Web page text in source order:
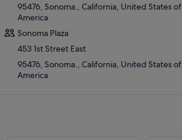
95476, Sonoma., California, United States of
America
Sonoma Plaza
453 1st Street East
95476, Sonoma., California, United States of
America